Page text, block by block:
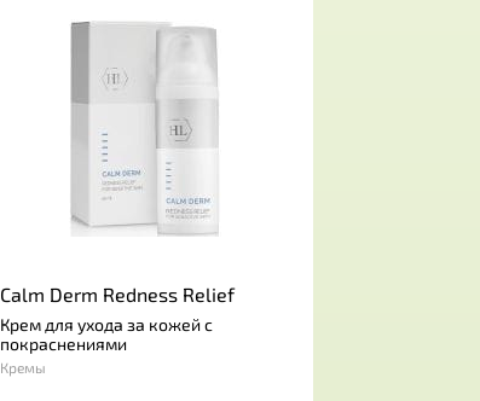
Calm Derm Redness Relief
Крем для ухода за кожей с
покраснениями
Кремы